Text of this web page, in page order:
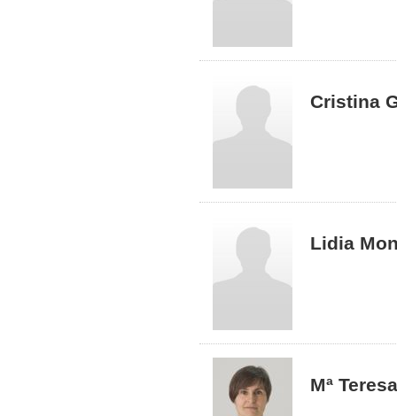
Cristina
Lidia
Mª